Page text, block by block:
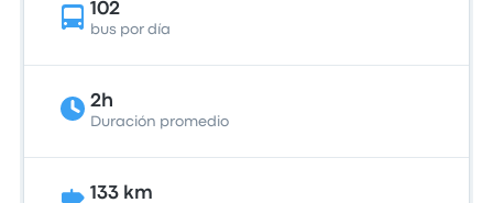
102
bus por día
2h
Duración promedio
133 km